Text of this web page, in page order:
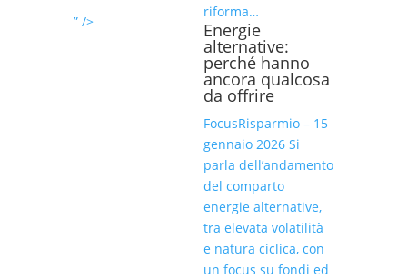
riforma…
” /> Energie
alternative:
perché hanno
ancora qualcosa
da offrire
FocusRisparmio – 15
gennaio 2026 Si
parla dell’andamento
del comparto
energie alternative,
tra elevata volatilità
e natura ciclica, con
un focus su fondi ed